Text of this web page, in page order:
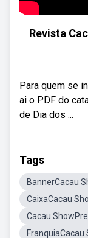
Revista
Para quem se
ai o PDF do
de Dia dos ...
Tags
BannerCacau
CaixaCacau
Cacau
FranquiaCacau